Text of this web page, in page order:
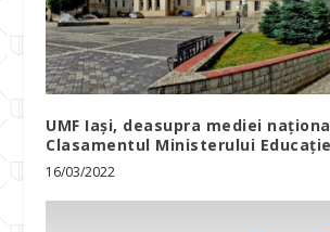
UMF Iași, deasupra mediei
Clasamentul Ministerului
16/03/2022